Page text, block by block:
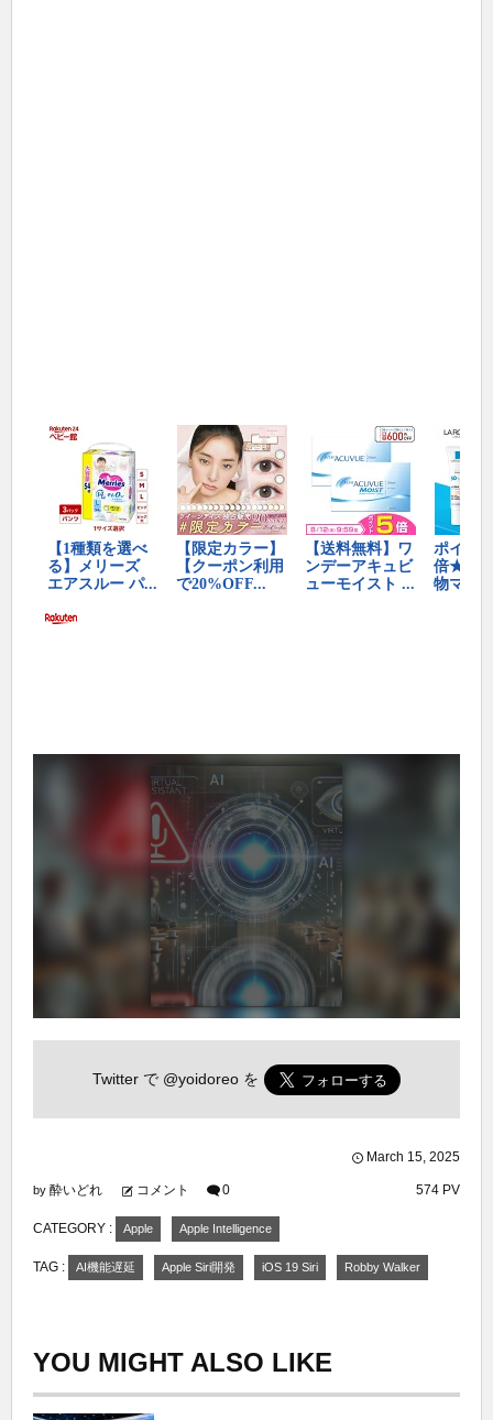
Twitter で @yoidoreo を
March 15, 2025
by 酔いどれ コメント 0 574 PV
CATEGORY : Apple Apple Intelligence
TAG : AI機能遅延 Apple Siri開発 iOS 19 Siri Robby Walker
YOU MIGHT ALSO LIKE